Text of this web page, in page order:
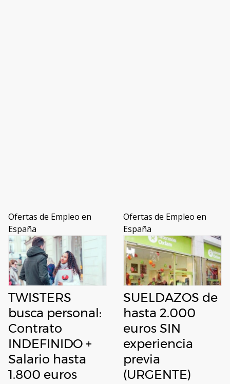
Ofertas de Empleo en
España
TWISTERS
busca personal:
Contrato
INDEFINIDO +
Salario hasta
1.800 euros
Ofertas de Empleo en
España
SUELDAZOS de
hasta 2.000
euros SIN
experiencia
previa
(URGENTE)